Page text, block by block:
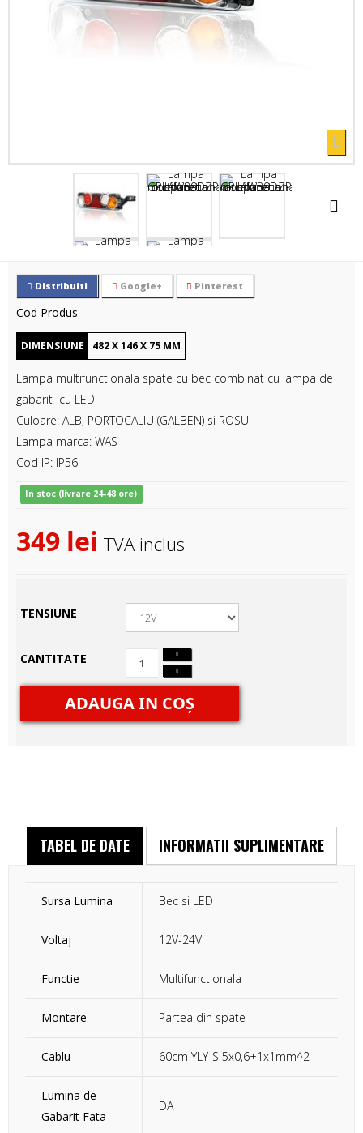
Distribuiti Google+ Pinterest
Cod Produs
DIMENSIUNE 482X146X 75 MM
Lampa multifunctionala spate cu bec combinat cu lampa de
gabarit cu LED
Culoare: ALB, PORTOCALIU (GALBEN) si ROSU
Lampa marca: WAS
Cod IP: IP56
In stoc (livrare 24-48 ore)
349 lei TVA inclus
TENSIUNE
CANTITATE
ADAUGA IN COŞ
TABEL DE DATE INFORMATII SUPLIMENTARE
Sursa Lumina Bec si LED
Voltaj 12V-24V
Functie Multifunctionala
Montare Partea din spate
Cablu 60cm YLY-S 5x0,6+1x1mm^2
Lumina de
Gabarit Fata
DA